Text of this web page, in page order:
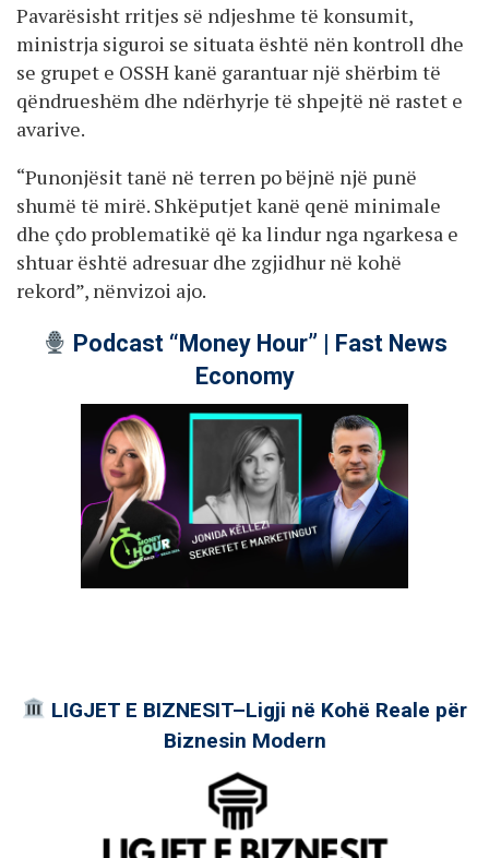
Pavarësisht rritjes së ndjeshme të konsumit,
ministrja siguroi se situata është nën kontroll dhe
se grupet e OSSH kanë garantuar një shërbim të
qëndrueshëm dhe ndërhyrje të shpejtë në rastet e
avarive.
“Punonjësit tanë në terren po bëjnë një punë
shumë të mirë. Shkëputjet kanë qenë minimale
dhe çdo problematikë që ka lindur nga ngarkesa e
shtuar është adresuar dhe zgjidhur në kohë
rekord”, nënvizoi ajo.
Podcast “Money Hour” | Fast News
Economy
LIGJET E BIZNESIT–Ligji në Kohë Reale për
Biznesin Modern